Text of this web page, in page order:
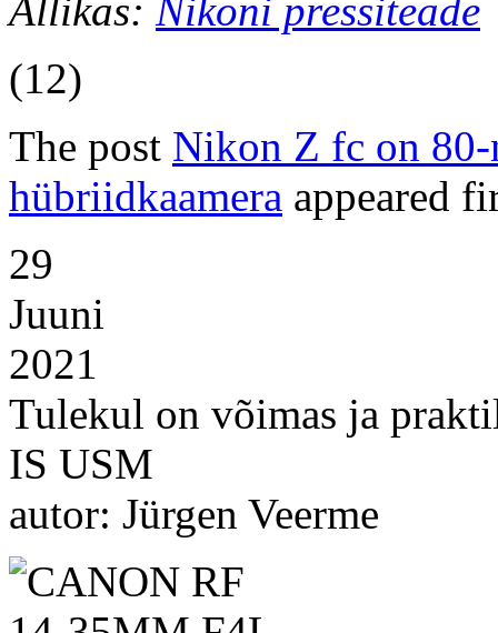
Allikas: Nikoni pressiteade
(12)
The post Nikon Z fc on 80-
hübriidkaamera appeared
29
Juuni
2021
Tulekul on võimas ja
IS USM
autor: Jürgen Veerme